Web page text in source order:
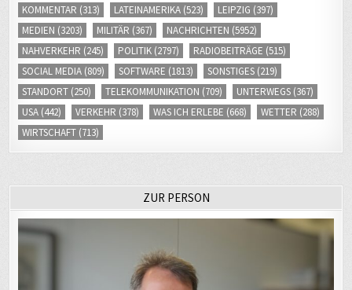
KOMMENTAR (313) LATEINAMERIKA (523) LEIPZIG (397)
MEDIEN (3203) MILITÄR (367) NACHRICHTEN (5952)
NAHVERKEHR (245) POLITIK (2797) RADIOBEITRÄGE (515)
SOCIAL MEDIA (809) SOFTWARE (1813) SONSTIGES (219)
STANDORT (250) TELEKOMMUNIKATION (709) UNTERWEGS (367)
USA (442) VERKEHR (378) WAS ICH ERLEBE (668) WETTER (288)
WIRTSCHAFT (713)
ZUR PERSON